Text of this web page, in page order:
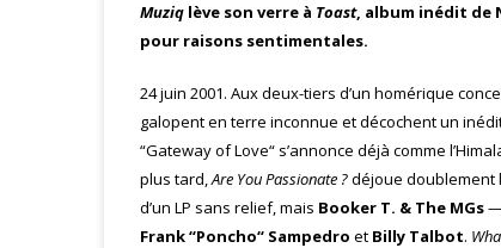
Muziq lève son verre à Toast, album inédit de
pour raisons sentimentales.
24 juin 2001. Aux deux-tiers d’un homérique
galopent en terre inconnue et décochent un
“Gateway of Love“ s’annonce déjà comme
plus tard,Are You Passionate ?déjoue doublement
d’un LP sans relief, mais Booker T. & The MGs—
Frank “Poncho“ Sampedro et Billy Talbot.